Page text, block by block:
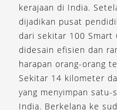
kerajaan di India.
dijadikan pusat
dari sekitar 100 Smart
didesain efisien dan
harapan orang-orang
Sekitar 14 kilometer
yang menyimpan
India. Berkelana ke